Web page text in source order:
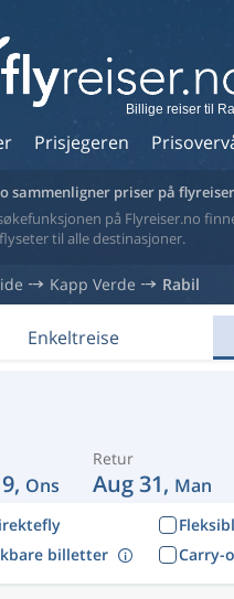
Prisjegeren
Billige reiser til
sammenligner priser på
på Flyreiser.no
til alle destinasjoner.
Kapp Verde Rabil
Enkeltreise
Ons
Retur
Aug 31, Man
billetter
Carry-